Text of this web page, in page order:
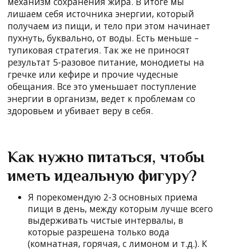
лишаем себя источника энергии, который
получаем из пищи, и тело при этом начинает
пухнуть, буквально, от воды. Есть меньше –
тупиковая стратегия. Так же не приносят
результат 5-разовое питание, монодиеты на
гречке или кефире и прочие чудесные
обещания. Все это уменьшает поступление
энергии в организм, ведет к проблемам со
здоровьем и убивает веру в себя.
Как нужно питаться, чтобы
иметь идеальную фигуру?
Я порекомендую 2-3 основных приема
пищи в день, между которым лучше всего
выдерживать чистые интервалы, в
которые разрешена только вода
(комнатная, горячая, с лимоном и т.д.). К